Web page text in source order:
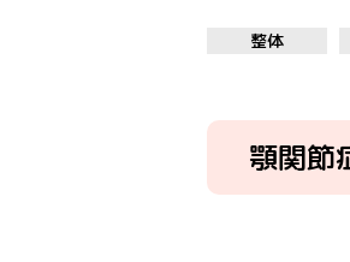
整体
顎関節